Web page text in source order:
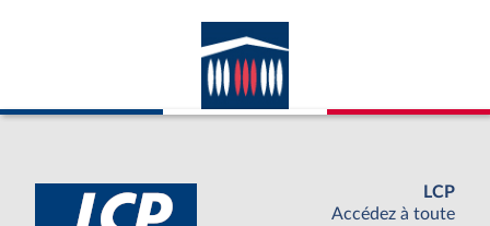
LCP
Accédez à toute